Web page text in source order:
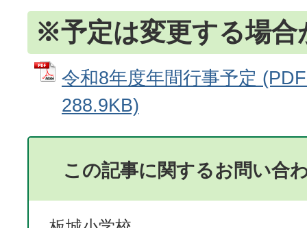
※予定は変更する場合
令和8年度年間行事予定
288.9KB)
この記事に関するお問い合